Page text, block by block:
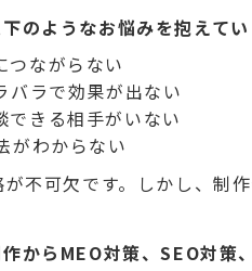
のようなお悩みを抱えてい
つながらない
バラで効果が出ない
できる相手がいない
がわからない
不可欠です。しかし、制
からMEO対策、SEO対策